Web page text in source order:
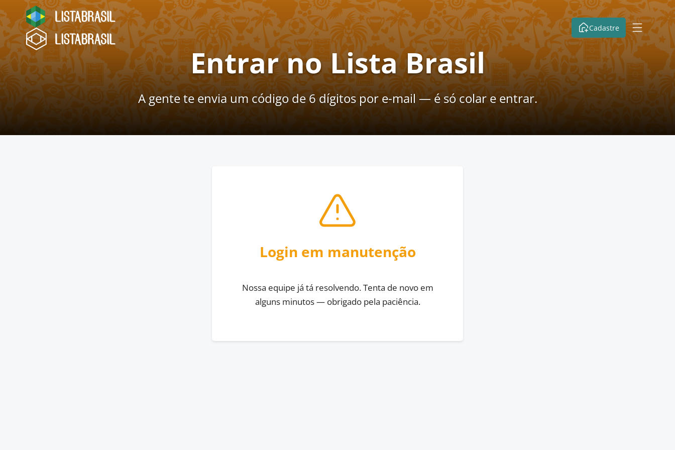
Cadastre
Entrar no Lista Brasil
A gente te envia um código de 6 dígitos por e-mail — é só colar e entrar.
Login em manutenção
Nossa equipe já tá resolvendo. Tenta de novo em
alguns minutos — obrigado pela paciência.